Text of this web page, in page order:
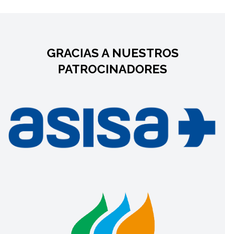
GRACIAS A NUESTROS
PATROCINADORES